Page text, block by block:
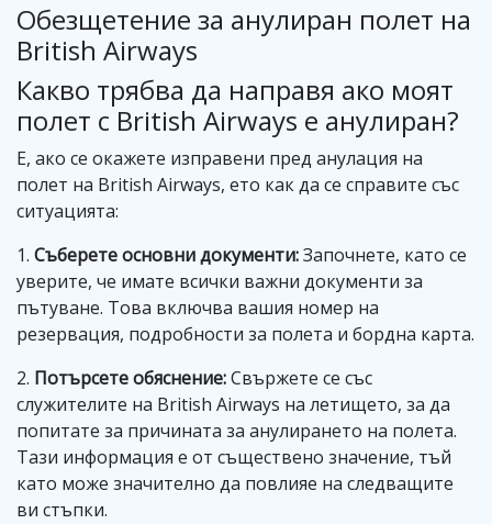
Обезщетение за анулиран полет на
British Airways
Какво трябва да направя ако моят
полет с British Airways е анулиран?
Е, ако се окажете изправени пред анулация на
полет на British Airways, ето как да се справите със
ситуацията:
1. Съберете основни документи:Започнете, като се
уверите, че имате всички важни документи за
пътуванe. Това включва вашия номер на
резервация, подробности за полета и бордна карта.
2. Потърсете обяснение:Свържете се със
служителите на British Airways на летището, за да
попитате за причината за анулирането на полета.
Тази информация е от съществено значение, тъй
като може значително да повлияе на следващите
ви стъпки.